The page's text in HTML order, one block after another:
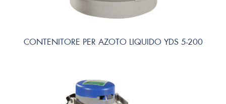
CONTENITORE PER AZOTO LIQUIDO YDS 5-200